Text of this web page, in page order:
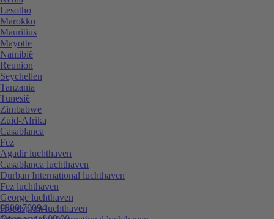
0800 70094
Lesotho
Marokko
Mauritius
Mayotte
Namibië
Reunion
Seychellen
Tanzania
Tunesië
Zimbabwe
Zuid-Afrika
Casablanca
Fez
Agadir luchthaven
Casablanca luchthaven
Durban International luchthaven
Fez luchthaven
George luchthaven
Hoedspruit luchthaven